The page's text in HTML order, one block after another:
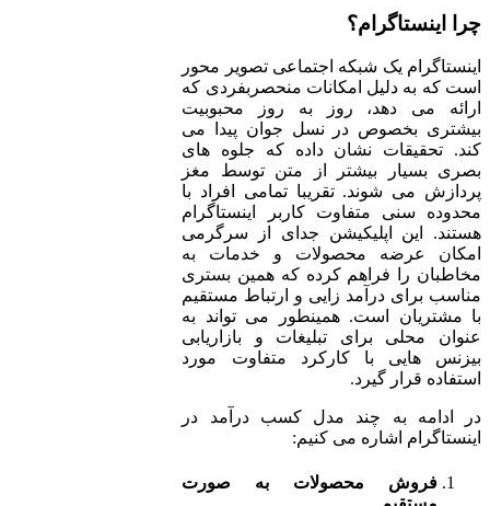
چرا اینستاگرام؟
اینستاگرام یک شبکه اجتماعی تصویر محور
است که به دلیل امکانات منحصربفردی که
ارائه می‌ دهد، روز به روز محبوبیت
بیشتری بخصوص در نسل جوان پیدا می
کند. تحقیقات نشان داده که جلوه های
بصری بسیار بیشتر از متن توسط مغز
پردازش می شوند. تقریبا تمامی افراد با
محدوده سنی متفاوت کاربر اینستاگرام
هستند. این اپلیکیشن جدای از سرگرمی
امکان عرضه محصولات و خدمات به
مخاطبان را فراهم کرده که همین بستری
مناسب برای درآمد زایی و ارتباط مستقیم
با مشتریان است. همینطور می تواند به
عنوان محلی برای تبلیغات و بازاریابی
بیزنس هایی با کارکرد متفاوت مورد
استفاده قرار گیرد.
در ادامه به چند مدل کسب درآمد در
اینستاگرام اشاره می کنیم:
فروش محصولات به صورت